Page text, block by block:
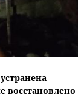
восстановлено